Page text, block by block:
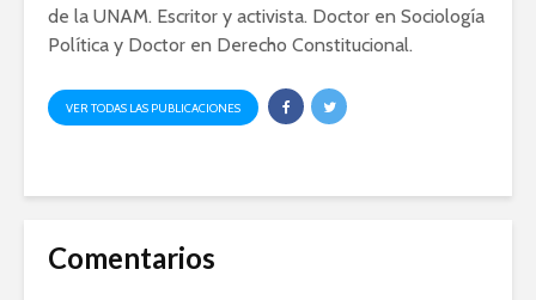
de la UNAM. Escritor y activista. Doctor en Sociología
Política y Doctor en Derecho Constitucional.
VER TODAS LAS PUBLICACIONES
Comentarios